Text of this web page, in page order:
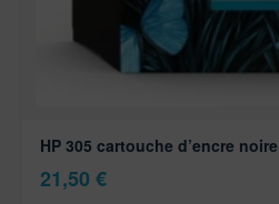
HP 305 cartouche d’encre
21,50 €